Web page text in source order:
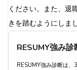
ください。また、退
きを踏むようにしま
RESUMY強み
た強みを発見し
RESUMY強み診断は、